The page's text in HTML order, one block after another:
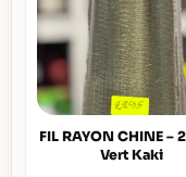
FIL RAYON CHINE –
Vert Kaki